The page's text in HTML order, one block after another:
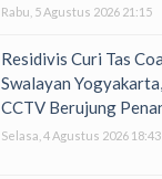
Rabu, 5 Agustus 2026 21:15
Residivis Curi Tas
Swalayan
CCTV Berujung
Selasa, 4 Agustus 2026 18:43